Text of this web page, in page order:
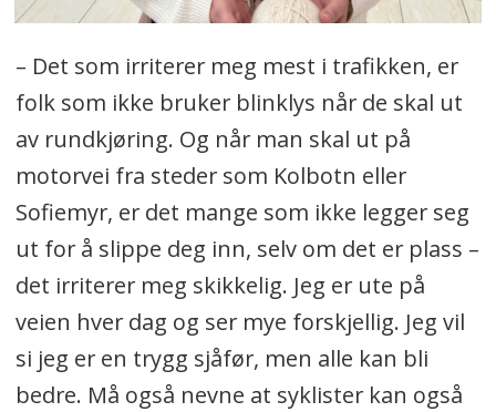
– Det som irriterer meg mest i trafikken, er
folk som ikke bruker blinklys når de skal ut
av rundkjøring. Og når man skal ut på
motorvei fra steder som Kolbotn eller
Sofiemyr, er det mange som ikke legger seg
ut for å slippe deg inn, selv om det er plass –
det irriterer meg skikkelig. Jeg er ute på
veien hver dag og ser mye forskjellig. Jeg vil
si jeg er en trygg sjåfør, men alle kan bli
bedre. Må også nevne at syklister kan også